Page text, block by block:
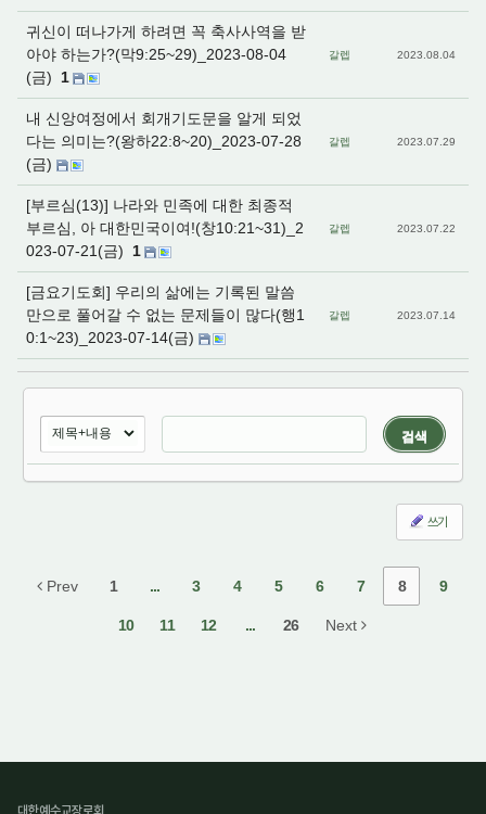
귀신이 떠나가게 하려면 꼭 축사사역을 받
아야 하는가?(막9:25~29)_2023-08-04
(금)
1
갈렙 2023.08.04
내 신앙여정에서 회개기도문을 알게 되었
다는 의미는?(왕하22:8~20)_2023-07-28
(금)
갈렙 2023.07.29
[부르심(13)] 나라와 민족에 대한 최종적
부르심, 아 대한민국이여!(창10:21~31)_2
023-07-21(금)
1
갈렙 2023.07.22
[금요기도회] 우리의 삶에는 기록된 말씀
만으로 풀어갈 수 없는 문제들이 많다(행1
0:1~23)_2023-07-14(금)
갈렙 2023.07.14
검색
쓰기
Prev 1 ... 3 4 5 6 7 8 9
10 11 12 ... 26 Next
대한예수교장로회